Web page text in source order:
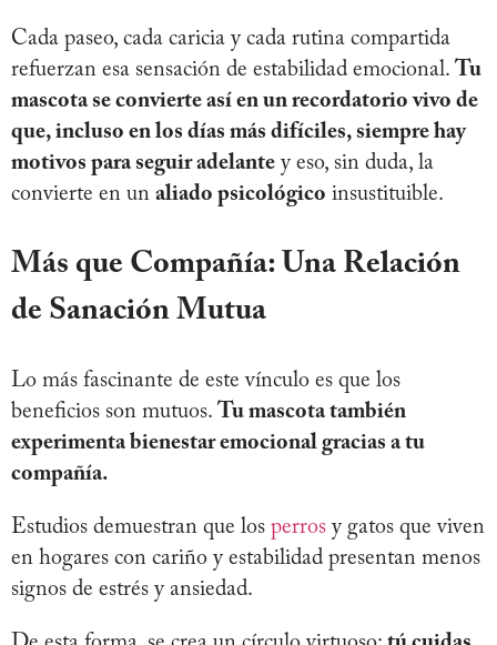
Cada paseo, cada caricia y cada rutina compartida
refuerzan esa sensación de estabilidad emocional. Tu
mascota se convierte así en un recordatorio vivo de
que, incluso en los días más difíciles, siempre hay
motivos para seguir adelante y eso, sin duda, la
convierte en un aliado psicológico insustituible.
Más que Compañía: Una Relación
de Sanación Mutua
Lo más fascinante de este vínculo es que los
beneficios son mutuos. Tu mascota también
experimenta bienestar emocional gracias a tu
compañía.
Estudios demuestran que los perros y gatos que viven
en hogares con cariño y estabilidad presentan menos
signos de estrés y ansiedad.